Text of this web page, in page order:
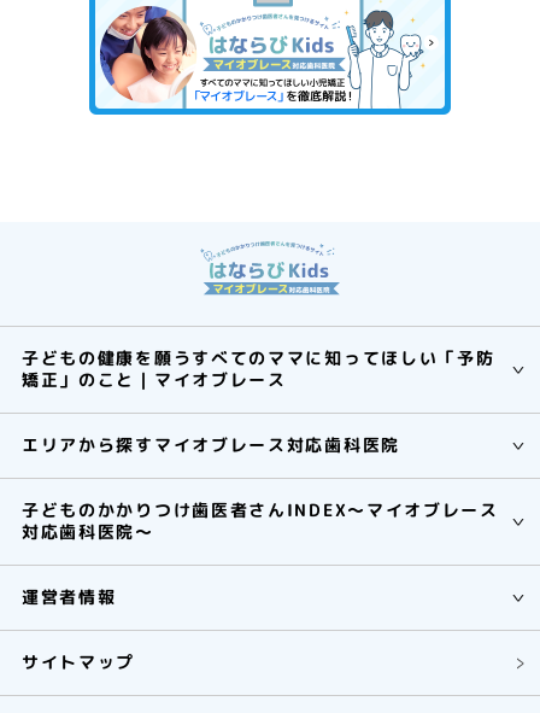
子どもの健康を願うすべてのママに知ってほしい「予防
矯正」のこと｜マイオブレース
エリアから探すマイオブレース対応歯科医院
子どものかかりつけ歯医者さんINDEX～マイオブレース
対応歯科医院～
運営者情報
サイトマップ